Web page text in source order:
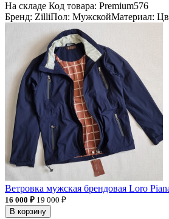
На складе Код товара: Premium576
Бренд: ZilliПол: МужскойМатериал:
Ветровка мужская брендовая Loro
16 000 ₽ 19 000 ₽
В корзину